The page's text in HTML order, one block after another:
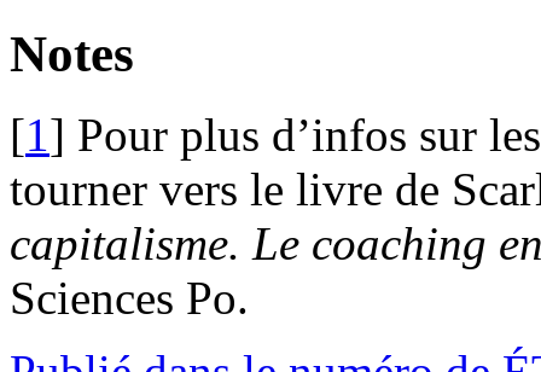
Notes
[1] Pour plus d’infos sur
tourner vers le livre de
capitalisme. Le coaching
Sciences Po.